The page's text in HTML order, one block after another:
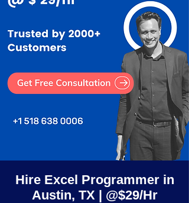
Hire Excel Programmer in
Austin, TX | @$29/Hr